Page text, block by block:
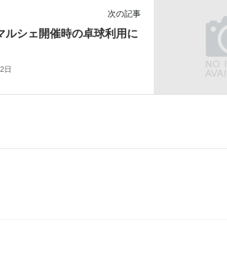
次の記事
ルシェ開催時の卓球利用に
日